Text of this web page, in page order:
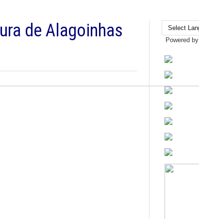
de Alagoinhas
Powered by